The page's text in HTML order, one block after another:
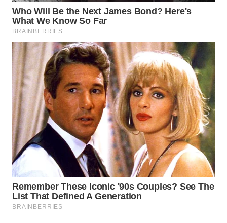
SUMEDANG
CIANJUR
WN
KEPULAUAN
SERIBU
WN
TANGERANG
BINJAI
WN
CIREBON